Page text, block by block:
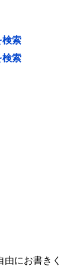
検索
検索
にお書きく